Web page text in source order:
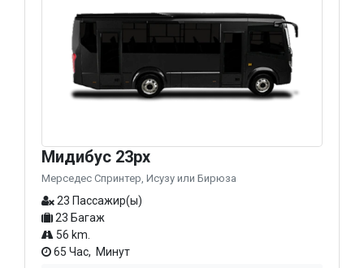
Мидибус 23px
Мерседес Спринтер, Исузу или Бирюза
23 Пассажир(ы)
23 Багаж
56 km.
65 Час, Минут